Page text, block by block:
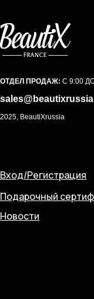
ОТДЕЛ ПРОДАЖ: С 9:00
2025, BeautiXrussia
Вход/Регистрация
Подарочный
Новости